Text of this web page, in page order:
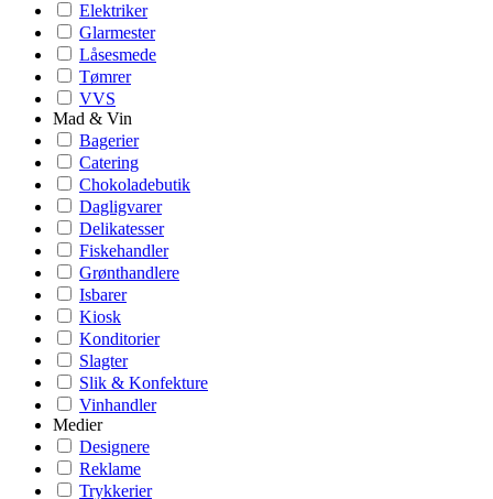
Elektriker
Glarmester
Låsesmede
Tømrer
VVS
Mad & Vin
Bagerier
Catering
Chokoladebutik
Dagligvarer
Delikatesser
Fiskehandler
Grønthandlere
Isbarer
Kiosk
Konditorier
Slagter
Slik & Konfekture
Vinhandler
Medier
Designere
Reklame
Trykkerier